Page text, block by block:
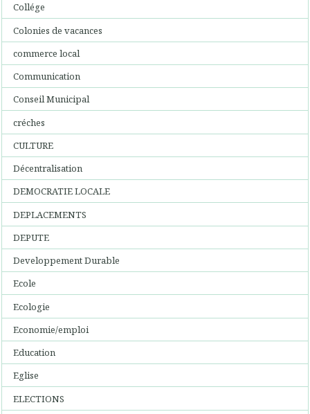
Collége
Colonies de vacances
commerce local
Communication
Conseil Municipal
créches
CULTURE
Décentralisation
DEMOCRATIE LOCALE
DEPLACEMENTS
DEPUTE
Developpement Durable
Ecole
Ecologie
Economie/emploi
Education
Eglise
ELECTIONS